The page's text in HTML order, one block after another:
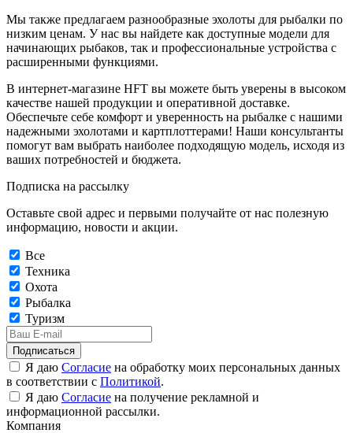
Мы также предлагаем разнообразные эхолоты для рыбалки по
низким ценам. У нас вы найдете как доступные модели для
начинающих рыбаков, так и профессиональные устройства с
расширенными функциями.
В интернет-магазине HFT вы можете быть уверены в высоком
качестве нашей продукции и оперативной доставке.
Обеспечьте себе комфорт и уверенность на рыбалке с нашими
надежными эхолотами и картплоттерами! Наши консультанты
помогут вам выбрать наиболее подходящую модель, исходя из
ваших потребностей и бюджета.
Подписка на рассылку
Оставьте свой адрес и первыми получайте от нас полезную
информацию, новости и акции.
Все
Техника
Охота
Рыбалка
Туризм
Подписаться
Я даю Согласие на обработку моих персональных данных
в соответствии с Политикой.
Я даю Согласие на получение рекламной и
информационной рассылки.
Компания